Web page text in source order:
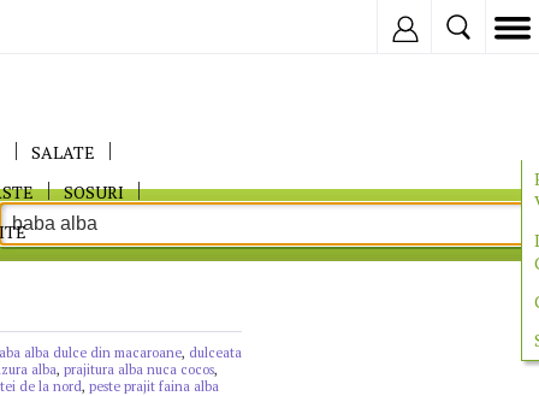
SALATE
SOSURI
alba dulce din macaroane, dulceata
alba, prajitura alba nuca cocos,
de la nord, peste prajit faina alba